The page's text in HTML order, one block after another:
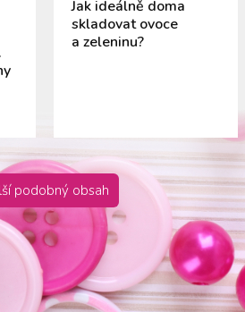
Jak ideálně doma
skladovat ovoce
a zeleninu?
podobný obsah